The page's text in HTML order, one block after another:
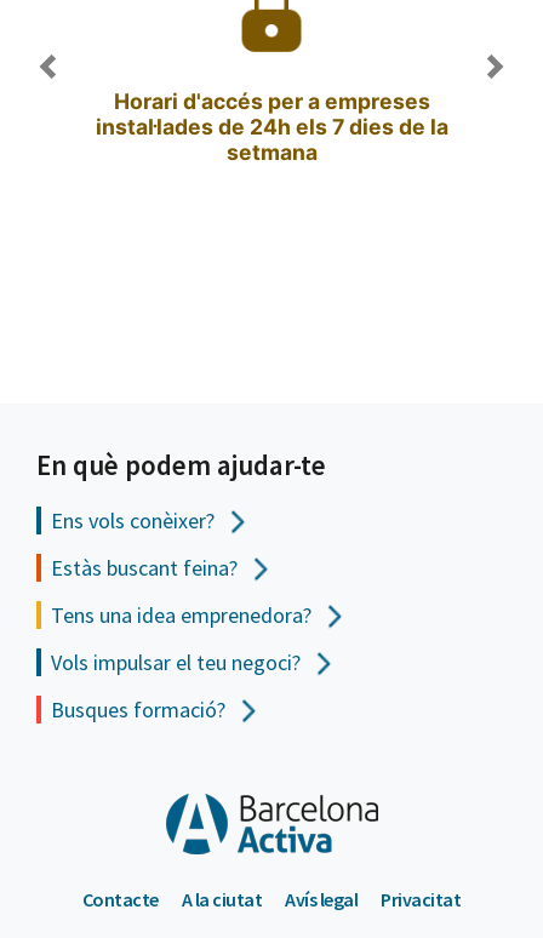
Horari d'accés per a empreses
instal·lades de 24h els 7 dies de la
setmana
En què podem ajudar-te
Ens vols conèixer?
Estàs buscant feina?
Tens una idea emprenedora?
Vols impulsar el teu negoci?
Busques formació?
Contacte A la ciutat Avís legal Privacitat